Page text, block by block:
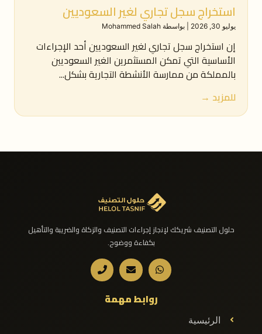
استخراج سجل تجاري لغير السعوديين
يوليو 30, 2026 بواسطة Mohammed Salah
إن استخراج سجل تجاري لغير السعوديين أحد الإجراءات
الأساسية التي تمكن المستثمرين الغير السعوديين
بالمملكة من ممارسة الأنشطة التجارية بشكل...
للمزيد →
حلول التصنيف شريكك لإنجاز إجراءات التصنيف والزكاة والضريبة والتأهيل
بكفاءة ووضوح.
روابط مهمة
الرئيسية